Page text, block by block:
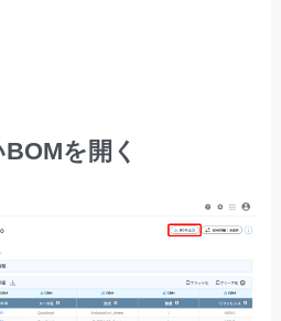
を開く